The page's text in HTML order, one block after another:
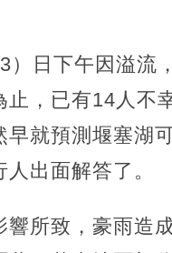
）日下午因溢流
，已有14人不
就預測堰塞湖
出面解答了。
所致，豪雨造